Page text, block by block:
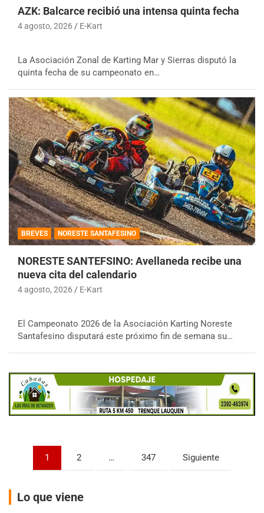
AZK: Balcarce recibió una intensa quinta fecha
4 agosto, 2026 E-Kart
La Asociación Zonal de Karting Mar y Sierras disputó la
quinta fecha de su campeonato en…
BREVES NORESTE SANTAFESINO
NORESTE SANTEFSINO: Avellaneda recibe una
nueva cita del calendario
4 agosto, 2026 E-Kart
El Campeonato 2026 de la Asociación Karting Noreste
Santafesino disputará este próximo fin de semana su…
Paginación
entradas
1 2 … 347 Siguiente
Lo que viene
Zárate (Buenos Aires)
PROKART METROPOLITANO - F1
Rubén Luis Di Palma (Asfalto)
AKPS - F6
Kartódromo AKPS (Asfalto)
Comodoro Rivadavia (Chubut)
CORDOBES ASFALTO - F7
Complejo Valentín Lauret (Tierra)